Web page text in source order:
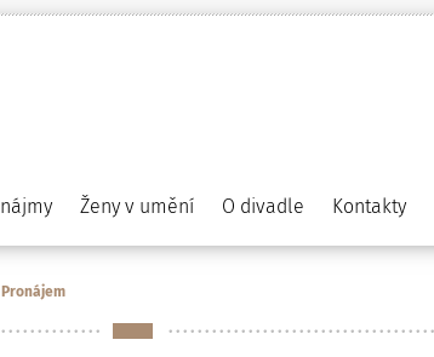
Ženy v umění O divadle Kontakty
Pronájem